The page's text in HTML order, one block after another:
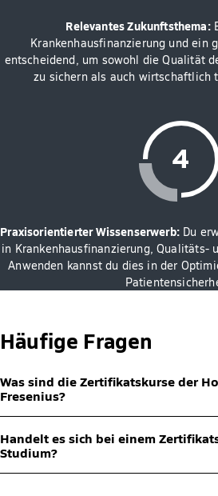
Relevantes Zukunftsthema:
Krankenhausfinanzierung und ein
entscheidend, um sowohl die Qualität
zu sichern als auch wirtschaftlich
Praxisorientierter Wissenserwerb: Du
in Krankenhausfinanzierung, Qualitäts-
Anwenden kannst du dies in der
Häufige Fragen
Was sind die Zertifikatskurse der
Fresenius?
Weiterbildungen ab 3 Stunden, die dir
punktgenaue Weiterbildung ermöglichen.
Demand/als Masterclass, Online live,
Handelt es sich bei einem
Studium?